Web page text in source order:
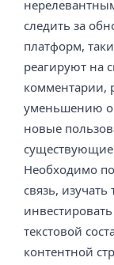
следить за
платформ,
реагируют на
комментарии,
уменьшению
новые
существующие
Необходимо
связь,
текстовой
контентной